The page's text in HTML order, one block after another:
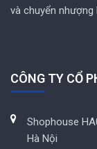
và chuyển
CÔNG TY CỔ
Shophouse
Hà Nội